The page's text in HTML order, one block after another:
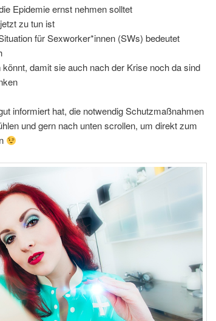
Epidemie ernst nehmen solltet
zu tun ist
für Sexworker*innen (SWs) bedeutet
damit sie auch nach der Krise noch da sind
informiert hat, die notwendig Schutzmaßnahmen
und gern nach unten scrollen, um direkt zum